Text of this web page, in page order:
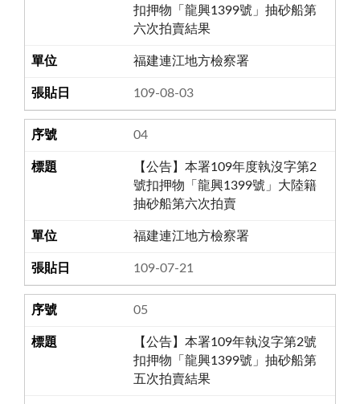
扣押物「龍興1399號」抽砂船第
六次拍賣結果
福建連江地方檢察署
109-08-03
04
【公告】本署109年度執沒字第2
號扣押物「龍興1399號」大陸籍
抽砂船第六次拍賣
福建連江地方檢察署
109-07-21
05
【公告】本署109年執沒字第2號
扣押物「龍興1399號」抽砂船第
五次拍賣結果